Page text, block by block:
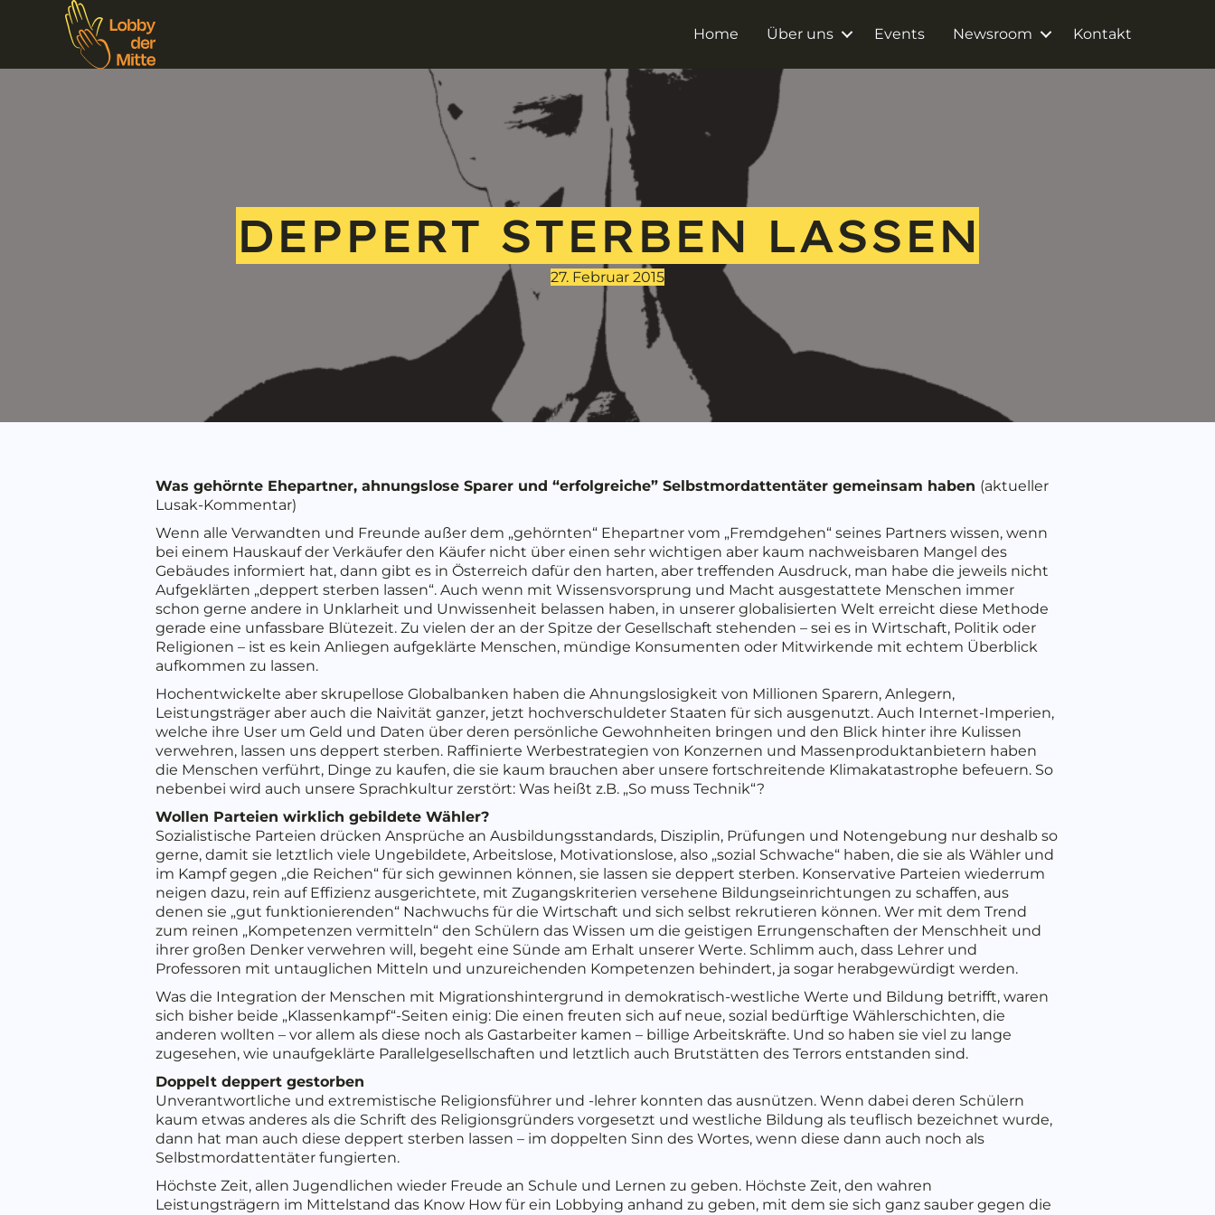
Home Über uns Events Newsroom Kontakt
DEPPERT STERBEN LASSEN
27. Februar 2015
Was gehörnte Ehepartner, ahnungslose Sparer und “erfolgreiche” Selbstmordattentäter gemeinsam haben (aktueller
Lusak-Kommentar)
Wenn alle Verwandten und Freunde außer dem „gehörnten“ Ehepartner vom „Fremdgehen“ seines Partners wissen, wenn
bei einem Hauskauf der Verkäufer den Käufer nicht über einen sehr wichtigen aber kaum nachweisbaren Mangel des
Gebäudes informiert hat, dann gibt es in Österreich dafür den harten, aber treffenden Ausdruck, man habe die jeweils nicht
Aufgeklärten „deppert sterben lassen“. Auch wenn mit Wissensvorsprung und Macht ausgestattete Menschen immer
schon gerne andere in Unklarheit und Unwissenheit belassen haben, in unserer globalisierten Welt erreicht diese Methode
gerade eine unfassbare Blütezeit. Zu vielen der an der Spitze der Gesellschaft stehenden – sei es in Wirtschaft, Politik oder
Religionen – ist es kein Anliegen aufgeklärte Menschen, mündige Konsumenten oder Mitwirkende mit echtem Überblick
aufkommen zu lassen.
Hochentwickelte aber skrupellose Globalbanken haben die Ahnungslosigkeit von Millionen Sparern, Anlegern,
Leistungsträger aber auch die Naivität ganzer, jetzt hochverschuldeter Staaten für sich ausgenutzt. Auch Internet-Imperien,
welche ihre User um Geld und Daten über deren persönliche Gewohnheiten bringen und den Blick hinter ihre Kulissen
verwehren, lassen uns deppert sterben. Raffinierte Werbestrategien von Konzernen und Massenproduktanbietern haben
die Menschen verführt, Dinge zu kaufen, die sie kaum brauchen aber unsere fortschreitende Klimakatastrophe befeuern. So
nebenbei wird auch unsere Sprachkultur zerstört: Was heißt z.B. „So muss Technik“?
Wollen Parteien wirklich gebildete Wähler?
Sozialistische Parteien drücken Ansprüche an Ausbildungsstandards, Disziplin, Prüfungen und Notengebung nur deshalb so
gerne, damit sie letztlich viele Ungebildete, Arbeitslose, Motivationslose, also „sozial Schwache“ haben, die sie als Wähler und
im Kampf gegen „die Reichen“ für sich gewinnen können, sie lassen sie deppert sterben. Konservative Parteien wiederrum
neigen dazu, rein auf Effizienz ausgerichtete, mit Zugangskriterien versehene Bildungseinrichtungen zu schaffen, aus
denen sie „gut funktionierenden“ Nachwuchs für die Wirtschaft und sich selbst rekrutieren können. Wer mit dem Trend
zum reinen „Kompetenzen vermitteln“ den Schülern das Wissen um die geistigen Errungenschaften der Menschheit und
ihrer großen Denker verwehren will, begeht eine Sünde am Erhalt unserer Werte. Schlimm auch, dass Lehrer und
Professoren mit untauglichen Mitteln und unzureichenden Kompetenzen behindert, ja sogar herabgewürdigt werden.
Was die Integration der Menschen mit Migrationshintergrund in demokratisch-westliche Werte und Bildung betrifft, waren
sich bisher beide „Klassenkampf“-Seiten einig: Die einen freuten sich auf neue, sozial bedürftige Wählerschichten, die
anderen wollten – vor allem als diese noch als Gastarbeiter kamen – billige Arbeitskräfte. Und so haben sie viel zu lange
zugesehen, wie unaufgeklärte Parallelgesellschaften und letztlich auch Brutstätten des Terrors entstanden sind.
Doppelt deppert gestorben
Unverantwortliche und extremistische Religionsführer und -lehrer konnten das ausnützen. Wenn dabei deren Schülern
kaum etwas anderes als die Schrift des Religionsgründers vorgesetzt und westliche Bildung als teuflisch bezeichnet wurde,
dann hat man auch diese deppert sterben lassen – im doppelten Sinn des Wortes, wenn diese dann auch noch als
Selbstmordattentäter fungierten.
Höchste Zeit, allen Jugendlichen wieder Freude an Schule und Lernen zu geben. Höchste Zeit, den wahren
Leistungsträgern im Mittelstand das Know How für ein Lobbying anhand zu geben, mit dem sie sich ganz sauber gegen die